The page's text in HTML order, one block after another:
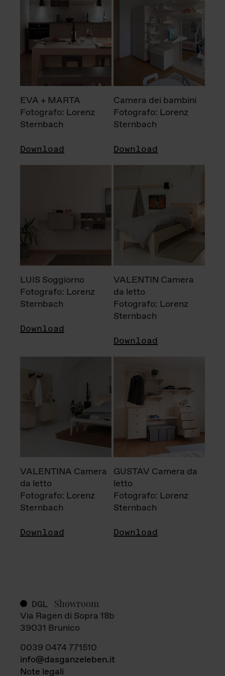
EVA + MARTA
Fotografo: Lorenz
Sternbach
Download
Camera dei bambini
Fotografo: Lorenz
Sternbach
Download
LUIS Soggiorno
Fotografo: Lorenz
Sternbach
Download
VALENTIN Camera
da letto
Fotografo: Lorenz
Sternbach
Download
VALENTINA Camera
da letto
Fotografo: Lorenz
Sternbach
Download
GUSTAV Camera da
letto
Fotografo: Lorenz
Sternbach
Download
DGL Showroom
Via Ragen di Sopra 18b
39031 Brunico
0039 0474 771510
info@dasganzeleben.it
Note legali